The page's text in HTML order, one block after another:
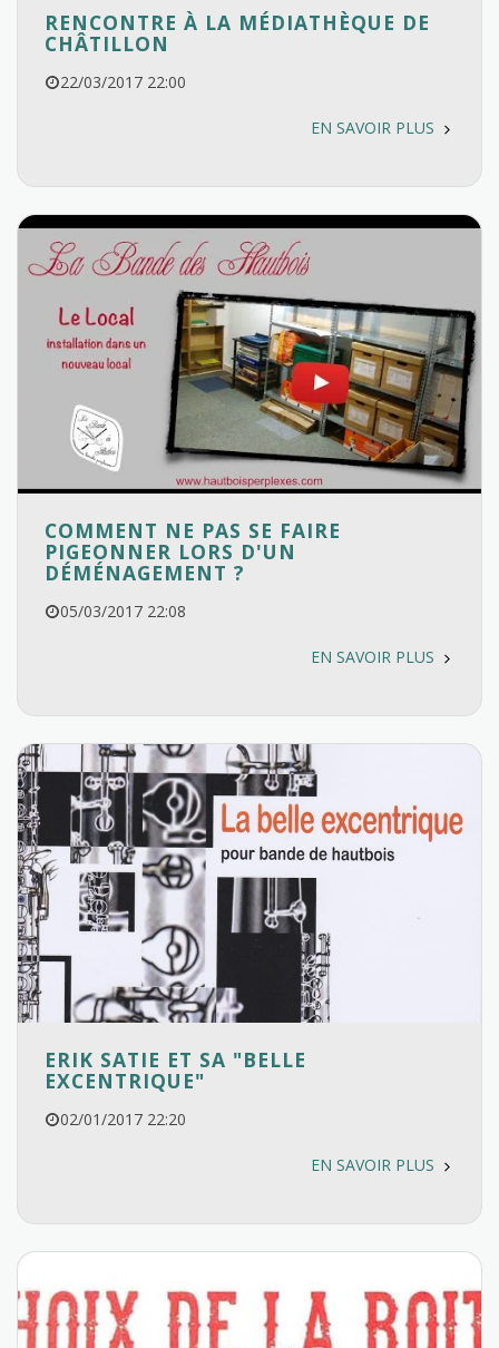
RENCONTRE À LA MÉDIATHÈQUE DE
CHÂTILLON
22/03/2017 22:00
EN SAVOIR PLUS
COMMENT NE PAS SE FAIRE
PIGEONNER LORS D'UN
DÉMÉNAGEMENT ?
05/03/2017 22:08
EN SAVOIR PLUS
ERIK SATIE ET SA "BELLE
EXCENTRIQUE"
02/01/2017 22:20
EN SAVOIR PLUS